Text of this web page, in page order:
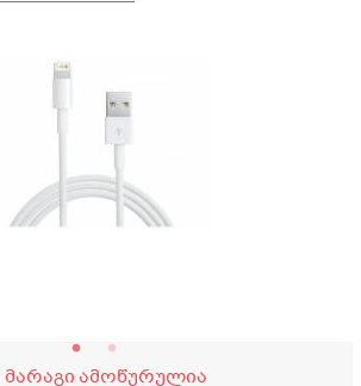
მარაგი ამოწურულია